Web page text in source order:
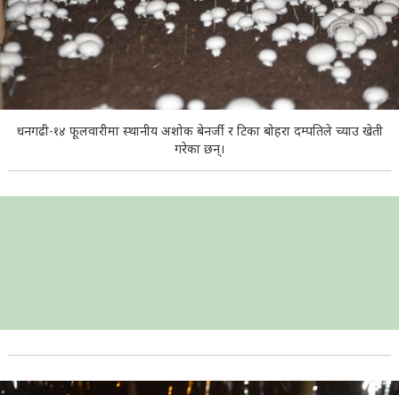
धनगढी-१४ फूलवारीमा स्थानीय अशोक बेनर्जी र टिका बोहरा दम्पतिले च्याउ खेती
गरेका छन्।